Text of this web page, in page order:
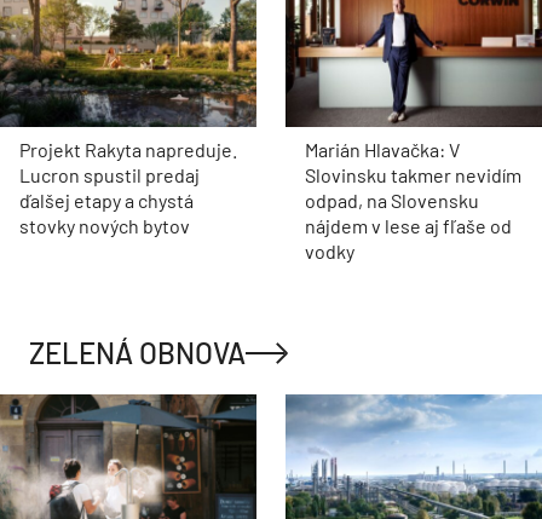
Projekt Rakyta napreduje.
Lucron spustil predaj
ďalšej etapy a chystá
stovky nových bytov
Marián Hlavačka: V
Slovinsku takmer nevidím
odpad, na Slovensku
nájdem v lese aj fľaše od
vodky
ZELENÁ OBNOVA